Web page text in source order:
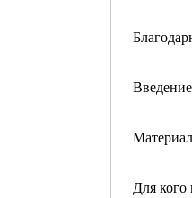
Введение
Для кого